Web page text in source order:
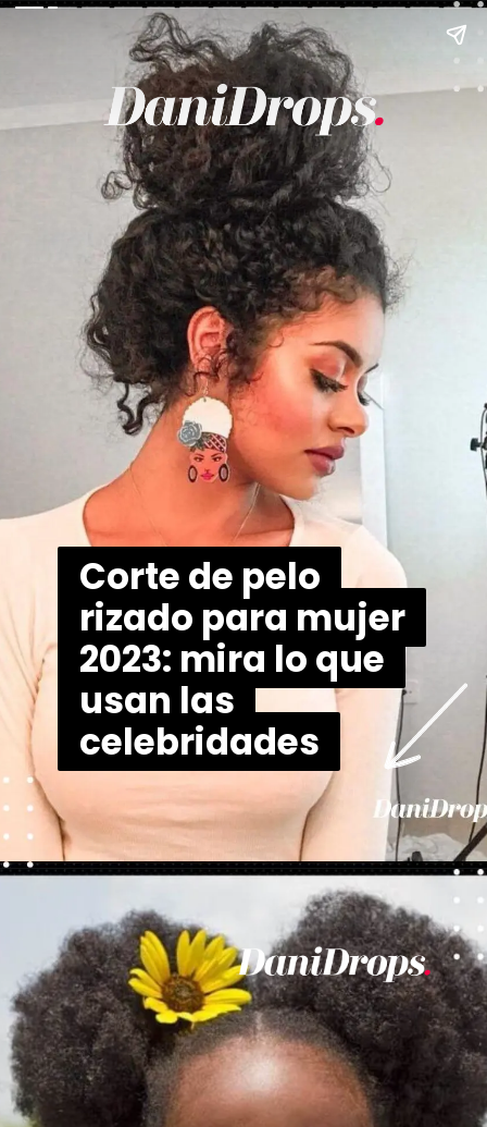
Corte de pelo
rizado para mujer
2023: mira lo que
usan las
celebridades
Corte de pelo
rizado para mujer
2023: mira lo que
usan las
celebridades
https://danidrops.com.br/es/corte-de-pelo-rizado-femenino-2023/